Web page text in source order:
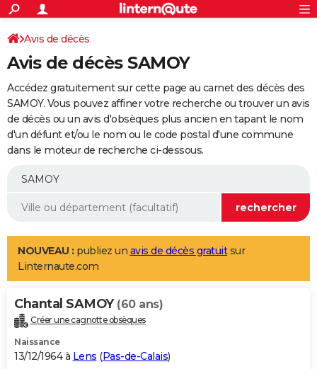
ACTUALITÉS
Politique
Société
Faits Divers
Education
Monde
Villes
+
SPORT
Coupe du monde 2026
Football
Tennis
Cyclisme
Rugby
Forum
Programme TV
TNT
Streaming
Cinéma
Sorties cinéma
Musique
+
FINANCE
Retraite
Impôts
Epargne
Immobilier
Risques naturels par ville
Banque
Assurance
Crédit
AUTO
Essais
Réserver un essai
Citadines
Berlines
SUV
Forum auto
+
Mobiles
Meilleur smartphone
Internet
Ordinateurs
Jeux vidéo
Guide high-tech
Aménagement intérieur
LIFESTYLE
Art de vivre
Bien-être
Loisirs
Mode
Modes de vie
Alimentation
Guide de la santé
Maladies
Médicaments
Sommeil
VOYAGE
Destinations
City break
Voyage nature
Voyage de noces
Forum
Climat
+PHOTO
GUIDES D'ACHAT
Avis de décès
Avis de décès SAMOY
Accédez gratuitement sur cette page au carnet des décès des
SAMOY. Vous pouvez affiner votre recherche ou trouver un avis
de décès ou un avis d'obsèques plus ancien en tapant le nom
d'un défunt et/ou le nom ou le code postal d'une commune
dans le moteur de recherche ci-dessous.
NOUVEAU : publiez un avis de décès gratuitsur
Linternaute.com
Chantal SAMOY (60 ans)
Créer une cagnotte obsèques
Naissance
13/12/1964 à Lens (Pas-de-Calais)